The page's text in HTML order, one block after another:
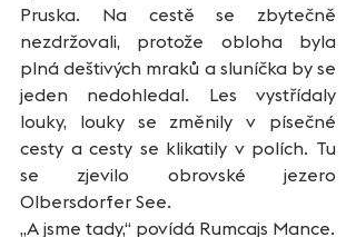
Pruska. Na cestě se zbytečně
nezdržovali, protože obloha byla
plná deštivých mraků a sluníčka by se
jeden nedohledal. Les vystřídaly
louky, louky se změnily v písečné
cesty a cesty se klikatily v polích. Tu
se zjevilo obrovské jezero
Olbersdorfer See.